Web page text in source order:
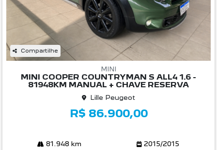
Compartilhe
MINI
MINI COOPER COUNTRYMAN S ALL4 1.6 -
81948KM MANUAL + CHAVE RESERVA
Lille Peugeot
R$ 86.900,00
81.948 km 2015/2015